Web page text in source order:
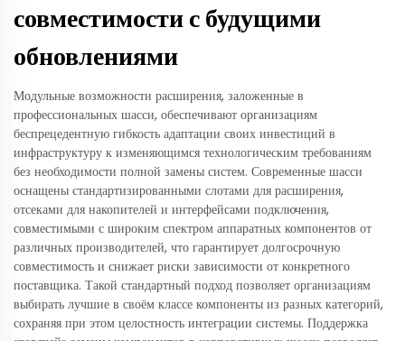
совместимости с будущими
обновлениями
Модульные возможности расширения, заложенные в
профессиональных шасси, обеспечивают организациям
беспрецедентную гибкость адаптации своих инвестиций в
инфраструктуру к изменяющимся технологическим требованиям
без необходимости полной замены систем. Современные шасси
оснащены стандартизированными слотами для расширения,
отсеками для накопителей и интерфейсами подключения,
совместимыми с широким спектром аппаратных компонентов от
различных производителей, что гарантирует долгосрочную
совместимость и снижает риски зависимости от конкретного
поставщика. Такой стандартный подход позволяет организациям
выбирать лучшие в своём классе компоненты из разных категорий,
сохраняя при этом целостность интеграции системы. Поддержка